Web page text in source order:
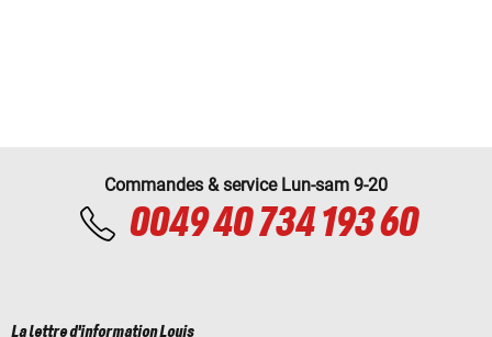
Commandes & service Lun-sam 9-20
0049 40 734 193 60
La lettre d'information Louis